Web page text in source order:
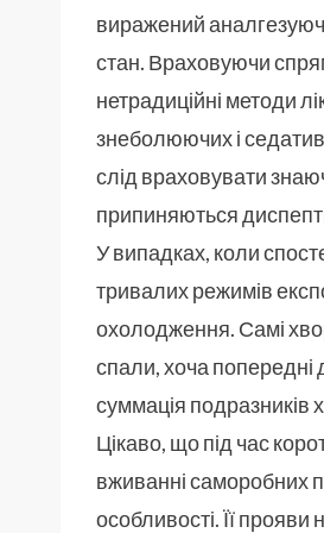
виражений
стан. Враховуючи
нетрадиційні методи
знеболюючих і
слід враховувати
припиняються
У випадках, коли
тривалих режимів
охолодження. Самі
спали, хоча попередні
суммація
Цікаво, що під час
вживанні саморобних
особливості. Її